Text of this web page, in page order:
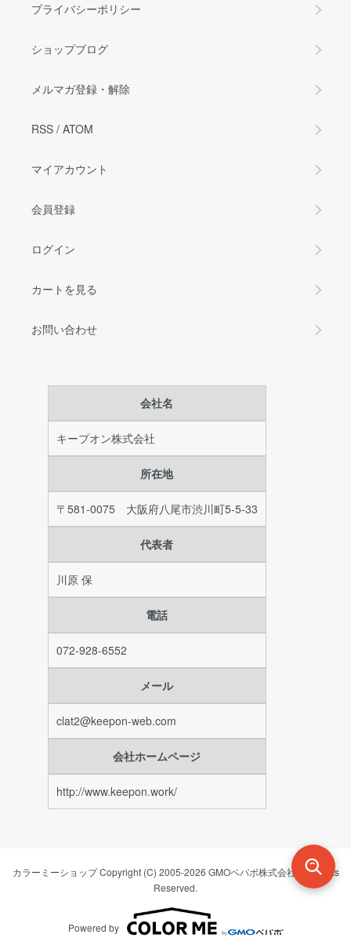
プライバシーポリシー
ショップブログ
メルマガ登録・解除
RSS / ATOM
マイアカウント
会員登録
ログイン
カートを見る
お問い合わせ
会社名
キープオン株式会社
所在地
〒581-0075 大阪府八尾市渋川町5-5-33
代表者
川原 保
電話
072-928-6552
メール
clat2@keepon-web.com
会社ホームページ
http://www.keepon.work/
カラーミーショップCopyright (C) 2005-2026 GMOペパボ株式会社
All Rights
Reserved.
Powered by